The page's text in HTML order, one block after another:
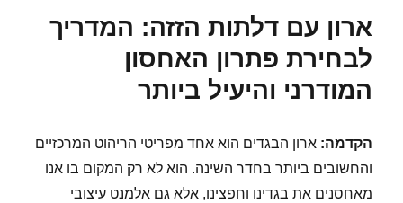
ארון עם דלתות הזזה: המדריך
לבחירת פתרון האחסון
המודרני והיעיל ביותר
הקדמה: ארון הבגדים הוא אחד מפריטי הריהוט המרכזיים
והחשובים ביותר בחדר השינה. הוא לא רק המקום בו אנו
מאחסנים את בגדינו וחפצינו, אלא גם אלמנט עיצובי